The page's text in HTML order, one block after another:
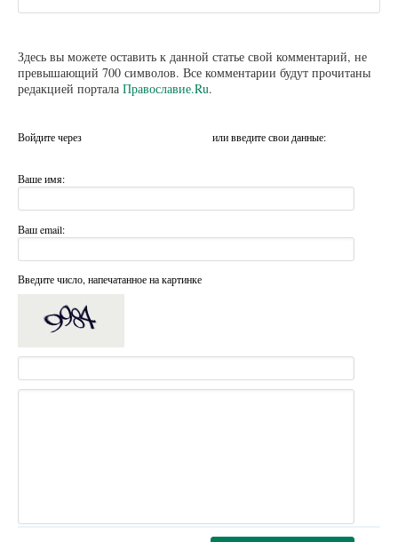
Здесь вы можете оставить к данной статье свой комментарий, не
превышающий 700 символов. Все комментарии будут прочитаны
редакцией портала Православие.Ru.
Войдите через или введите свои данные:
Ваше имя:
Ваш email:
Введите число, напечатанное на картинке